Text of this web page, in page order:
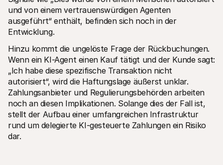
und von einem vertrauenswürdigen Agenten
ausgeführt“ enthält, befinden sich noch in der
Entwicklung.
Hinzu kommt die ungelöste Frage der Rückbuchungen.
Wenn ein KI-Agent einen Kauf tätigt und der Kunde sagt:
„Ich habe diese spezifische Transaktion nicht
autorisiert“, wird die Haftungslage äußerst unklar.
Zahlungsanbieter und Regulierungsbehörden arbeiten
noch an diesen Implikationen. Solange dies der Fall ist,
stellt der Aufbau einer umfangreichen Infrastruktur
rund um delegierte KI-gesteuerte Zahlungen ein Risiko
dar.